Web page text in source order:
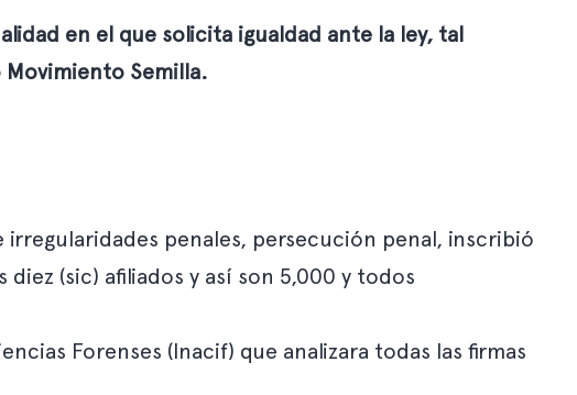
en el que solicita igualdad ante la ley, tal
Semilla.
penales, persecución penal, inscribió
(sic) afiliados y así son 5,000 y todos
Forenses (Inacif) que analizara todas las firmas